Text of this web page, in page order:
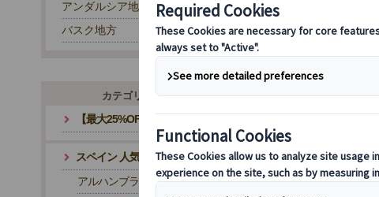
アンダルシア地方
バスク地方
カテゴリ・テーマから探す
【最大25%OFF】夏旅応援キャンペーン
スペイン 人気観光地
アルハンブラ宮殿